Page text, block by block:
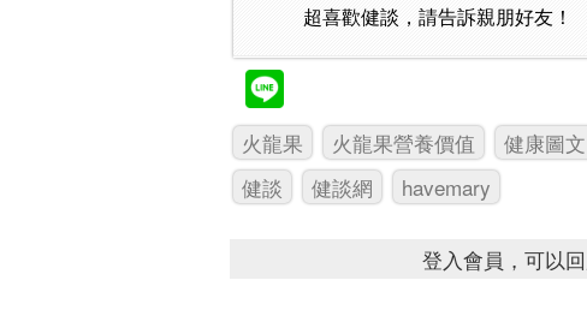
超喜歡健談，請告訴親朋好友！
火龍果 火龍果營養價值 健康圖文
健談
健談網 havemary
登入會員，可以